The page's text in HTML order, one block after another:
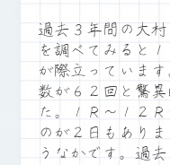
過去３年間の大
を調べてみると
が際立っていま
数が６２回と驚異
た。１Ｒ～１２
のが２日もあり
うなかです。過